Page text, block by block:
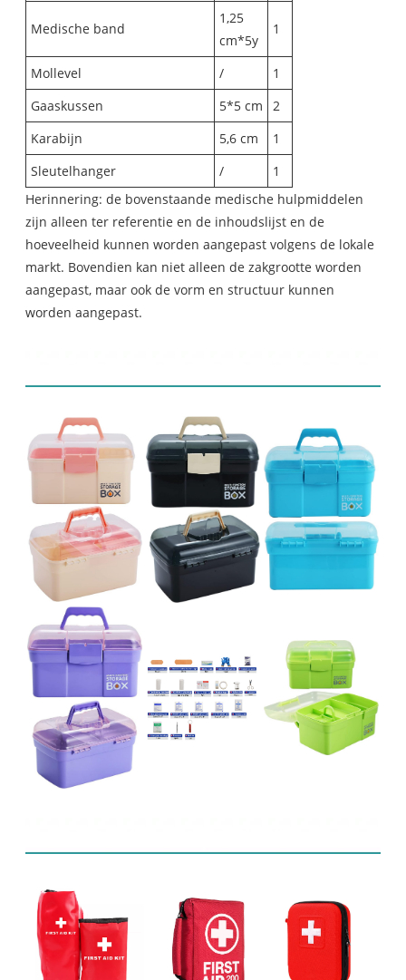
Medische band
1,25
cm*5y
1
Mollevel /
1
Gaaskussen
5*5 cm
2
Karabijn
5,6 cm
1
Sleutelhanger
/
1
Herinnering: de bovenstaande medische hulpmiddelen
zijn alleen ter referentie en de inhoudslijst en de
hoeveelheid kunnen worden aangepast volgens de lokale
markt. Bovendien kan niet alleen de zakgrootte worden
aangepast, maar ook de vorm en structuur kunnen
worden aangepast.